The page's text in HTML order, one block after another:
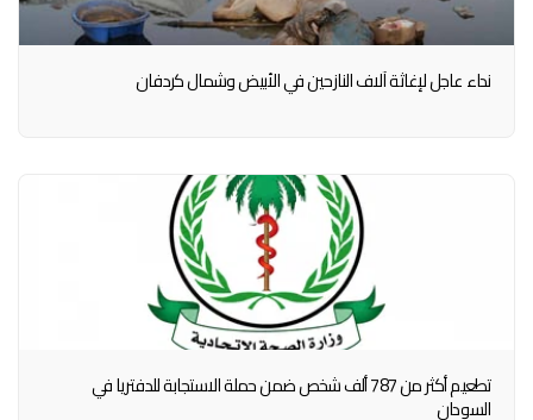
نداء عاجل لإغاثة آلاف النازحين في الأبيض وشمال كردفان
تطعيم أكثر من 787 ألف شخص ضمن حملة الاستجابة للدفتريا في
السودان